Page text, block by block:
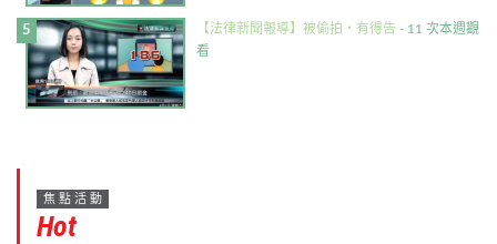
【法律新聞報導】被偷拍・有得告 - 11 次本週觀
看
焦點活動
Hot